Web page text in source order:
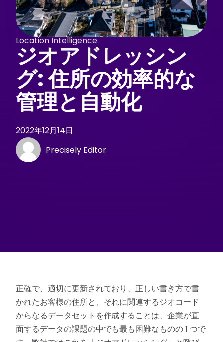
Location Intelligence
ジオアドレッシン
グ: 住所の効率的な
管理と自動化
2022年12月14日
Precisely Editor
正確で、適切に更新されており、正しい書き方で書
かれたお客様の住所と、それに関連するジオコード
からなるデータセットを作成することは、企業が直
面するデータの課題の中でも最も困難なものの 1 つで